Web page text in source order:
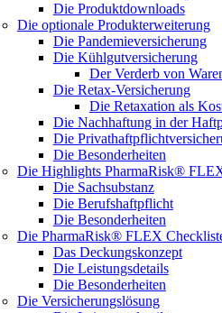
Die Produktdownloads
Die optionale Produkterweiterung
Die Pandemieversicherung
Die Kühlgutversicherung
Der Verderb von
Die Retax-Versicherung
Die Retaxation als
Die Nachhaftung in der
Die
Die Besonderheiten
Die Highlights PharmaRisk®
Die Sachsubstanz
Die Berufshaftpflicht
Die Besonderheiten
Die PharmaRisk® FLEX
Das Deckungskonzept
Die Leistungsdetails
Die Besonderheiten
Die Versicherungslösung